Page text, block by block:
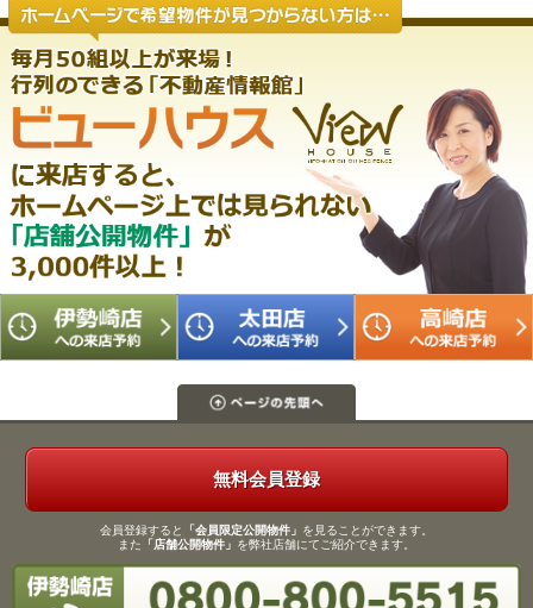
無料会員登録
会員登録すると 「会員限定公開物件」 を見ることができます。
また 「店舗公開物件」 を弊社店舗にてご紹介できます。